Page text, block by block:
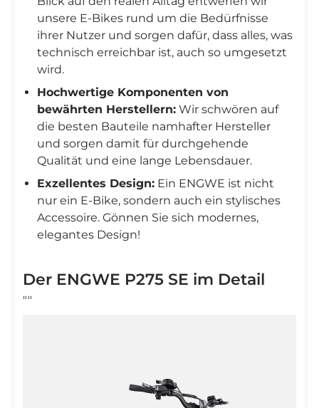
unsere E-Bikes rund um die Bedürfnisse
ihrer Nutzer und sorgen dafür, dass alles, was
technisch erreichbar ist, auch so umgesetzt
wird.
Hochwertige Komponenten von
bewährten Herstellern: Wir schwören auf
die besten Bauteile namhafter Hersteller
und sorgen damit für durchgehende
Qualität und eine lange Lebensdauer.
Exzellentes Design: Ein ENGWE ist nicht
nur ein E-Bike, sondern auch ein stylisches
Accessoire. Gönnen Sie sich modernes,
elegantes Design!
Der ENGWE P275 SE im Detail
""